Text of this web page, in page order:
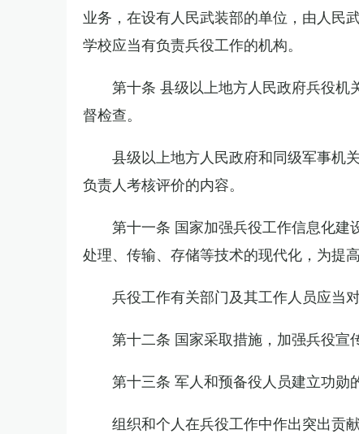
业务，在设有人民武装部的单位，由人民
学校应当有负责兵役工作的机构。
第十条 县级以上地方人民政府兵役
督检查。
县级以上地方人民政府和同级军事机
负责人考核评价的内容。
第十一条 国家加强兵役工作信息化建
处理、传输、存储等技术的现代化，为提
兵役工作有关部门及其工作人员应当
第十二条 国家采取措施，加强兵役宣
第十三条 军人和预备役人员建立功勋
组织和个人在兵役工作中作出突出贡